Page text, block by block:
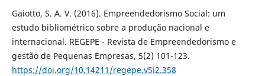
Gaiotto, S. A. V. (2016). Empreendedorismo Social: um
estudo bibliométrico sobre a produção nacional e
internacional. REGEPE - Revista de Empreendedorismo e
gestão de Pequenas Empresas, 5(2) 101-123.
https://doi.org/10.14211/regepe.v5i2.358